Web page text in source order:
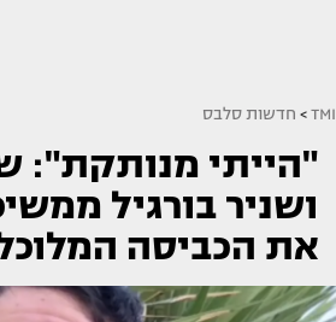
TMI
> חדשות סלבס
"הייתי מנותקת":
ושניר בורגיל
את הכביסה